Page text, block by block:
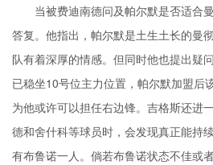
当被费迪南德问及帕尔默是否适合
答复。他指出，帕尔默是土生土长的曼
队有着深厚的情感。但同时他也提出疑
已稳坐10号位主力位置，帕尔默加盟后
为他或许可以担任右边锋。吉格斯还进
德和舍什科等球员时，会发现真正能持
有布鲁诺一人。倘若布鲁诺状态不佳或